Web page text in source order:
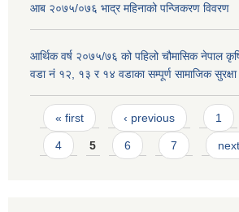
आब २०७५/०७६ भाद्र महिनाको पन्जिकरण विवरण
आर्थिक वर्ष २०७५/७६ को पहिलो चौमासिक नेपाल
वडा नं १२, १३ र १४ वडाका सम्पूर्ण सामाजिक सुरक्षा
Pages
« first ‹ previous 1
4 5 6 7